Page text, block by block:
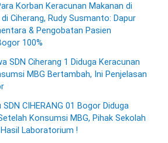
Korban Keracunan Makanan di
Ciherang, Rudy Susmanto: Dapur
& Pengobatan Pasien
100%
SDN Ciherang 1 Diduga Keracunan
MBG Bertambah, Ini Penjelasan
CIHERANG 01 Bogor Diduga
Konsumsi MBG, Pihak Sekolah
Laboratorium !